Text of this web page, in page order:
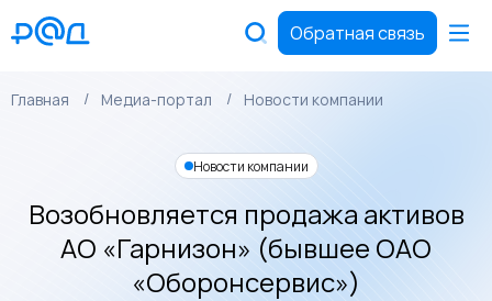
Обратная связь
Главная Медиа-портал Новости компании
Новости компании
Возобновляется продажа активов
АО «Гарнизон» (бывшее ОАО
«Оборонсервис»)